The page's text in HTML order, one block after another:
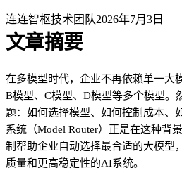
连连智枢技术团队2026年7月3日
文章摘要
在多模型时代，企业不再依赖单一大
B模型、C模型、D模型等多个模型。
题：如何选择模型、如何控制成本、
系统（Model Router）正是在这种背
制帮助企业自动选择最合适的大模型
质量和更高稳定性的AI系统。